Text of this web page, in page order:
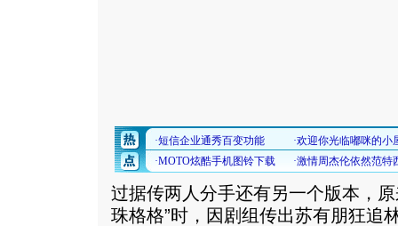
过据传两人分手还有另一个版本，
珠格格”时，因剧组传出苏有朋狂追